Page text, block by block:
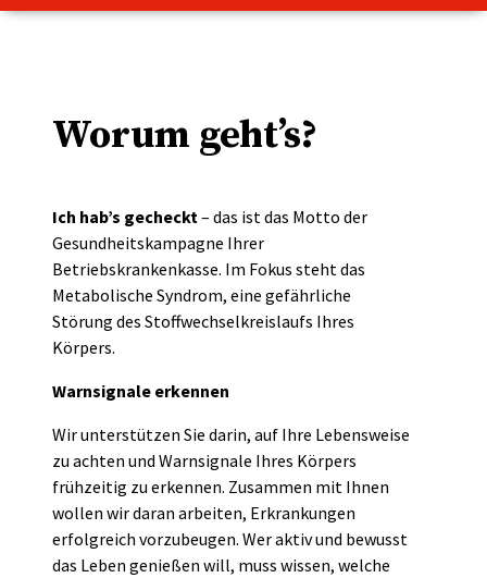
Worum geht’s?
Ich hab’s gecheckt– das ist das Motto der
Gesundheitskampagne Ihrer
Betriebskrankenkasse. Im Fokus steht das
Metabolische Syndrom, eine gefährliche
Störung des Stoffwechselkreislaufs Ihres
Körpers.
Warnsignale erkennen
Wir unterstützen Sie darin, auf Ihre Lebensweise
zu achten und Warnsignale Ihres Körpers
frühzeitig zu erkennen. Zusammen mit Ihnen
wollen wir daran arbeiten, Erkrankungen
erfolgreich vorzubeugen. Wer aktiv und bewusst
das Leben genießen will, muss wissen, welche